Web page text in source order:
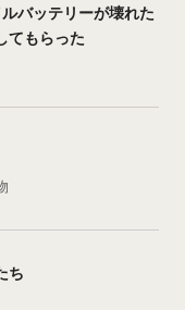
バッテリーが壊れた
てもらった
ち